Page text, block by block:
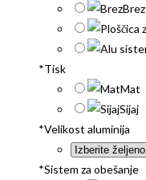
Brez
*Tisk
Mat
Sijaj
*Velikost aluminija
*Sistem za obešanje